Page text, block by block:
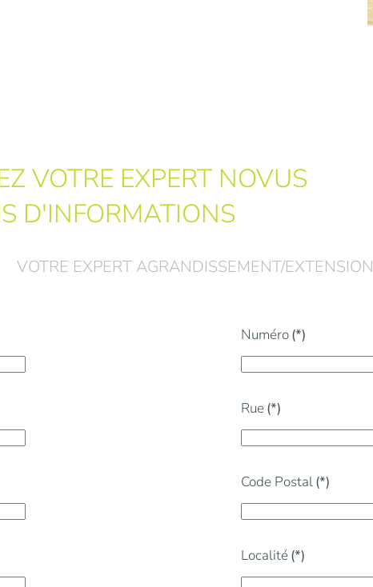
VOTRE EXPERT NOVUS
D'INFORMATIONS
VOTRE EXPERT AGRANDISSEMENT/EXTENSION
Numéro(*)
Rue(*)
Code Postal(*)
Localité(*)